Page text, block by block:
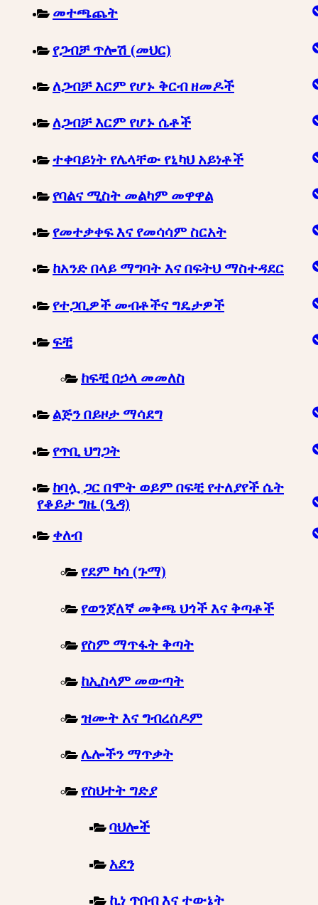
መተጫጨት
የጋብቻ ጥሎሽ (መህር)
ለጋብቻ እርም የሆኑ ቅርብ ዘመዶች
ለጋብቻ እርም የሆኑ ሴቶች
ተቀባይነት የሌላቸው የኒካህ አይነቶች
የባልና ሚስት መልካም መዋዋል
የመተቃቀፍ እና የመሳሳም ስርአት
ከአንድ በላይ ማግባት እና በፍትህ ማስተዳደር
የተጋቢዎች መብቶችና ግዴታዎች
ፍቺ
ከፍቺ በኃላ መመለስ
ልጅን በይዞታ ማሳደግ
የጥቢ ህግጋት
ከባሏ ጋር በሞት ወይም በፍቺ የተለያየች ሴት
የቆይታ ግዜ (ዒዳ)
ቀለብ
የደም ካሳ (ጉማ)
የወንጀለኛ መቅጫ ህጎች እና ቅጣቶች
የስም ማጥፋት ቅጣት
ከኢስላም መውጣት
ዝሙት እና ግብረሰዶም
ሌሎችን ማጥቃት
የስህተት ግድያ
ባህሎች
አደን
ኪነ ጥበብ እና ተውኔት